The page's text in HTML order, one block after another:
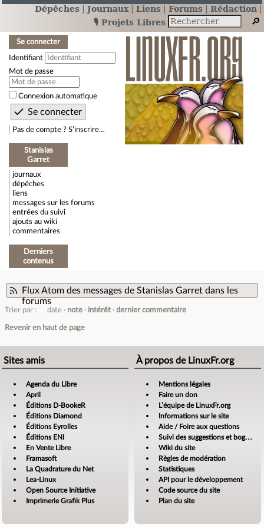
Dépêches Journaux Liens Forums
Rédaction
🎙️ Projets Libres
Se connecter
Identifiant
Mot de passe
Connexion automatique
Pas de compte ? S’inscrire…
Stanislas
Garret
journaux
dépêches
liens
messages sur les forums
entrées du suivi
ajouts au wiki
commentaires
Derniers
contenus
Flux Atom des messages de Stanislas Garret dans les
forums
Trier par : date note intérêt dernier commentaire
Revenir en haut de page
Sites amis
Agenda du Libre
April
Éditions D-BookeR
Éditions Diamond
Éditions Eyrolles
Éditions ENI
En Vente Libre
Framasoft
La Quadrature du Net
Lea-Linux
Open Source Initiative
Imprimerie Grafik Plus
À propos de LinuxFr.org
Mentions légales
Faire un don
L’équipe de LinuxFr.org
Informations sur le site
Aide / Foire aux questions
Suivi des suggestions et bogues
Wiki du site
Règles de modération
Statistiques
API pour le développement
Code source du site
Plan du site